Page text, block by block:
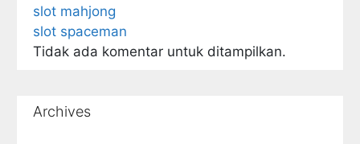
slot mahjong
slot spaceman
Tidak ada komentar untuk ditampilkan.
Archives